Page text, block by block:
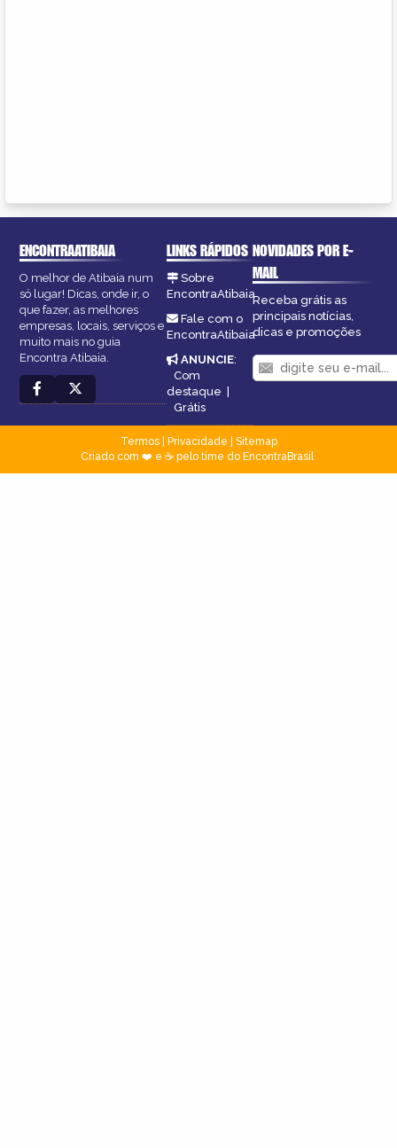
ENCONTRAATIBAIA
O melhor de Atibaia num
só lugar! Dicas, onde ir, o
que fazer, as melhores
empresas, locais, serviços e
muito mais no guia
Encontra Atibaia.
LINKS RÁPIDOS
Sobre
EncontraAtibaia
Fale com o
EncontraAtibaia
ANUNCIE:
Com
destaque
Grátis
NOVIDADES POR E-
MAIL
Receba grátis as
principais notícias,
dicas e promoções
Termos| Privacidade
Sitemap
Criado com ❤️ e ☕ pelo time do EncontraBrasil